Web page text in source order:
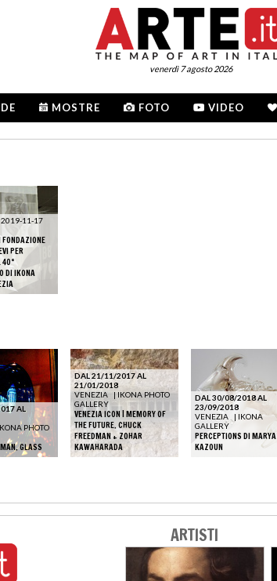
venerdì 7 agosto 2026
MOSTRE FOTO VIDEO
2019-11-17
FONDAZIONE
PER
40°
DI IKONA
AL
PHOTO
GLASS
DAL 21/11/2017 AL
21/01/2018
VENEZIA
|IKONA PHOTO
GALLERY
VENEZIA ICON | MEMORY OF
THE FUTURE. CHUCK
FREEDMAN + ZOHAR
KAWAHARADA
DAL 30/08/2018 AL
23/09/2018
VENEZIA
| IKONA
GALLERY
PERCEPTIONS DI MARYA
KAZOUN
ARTISTI